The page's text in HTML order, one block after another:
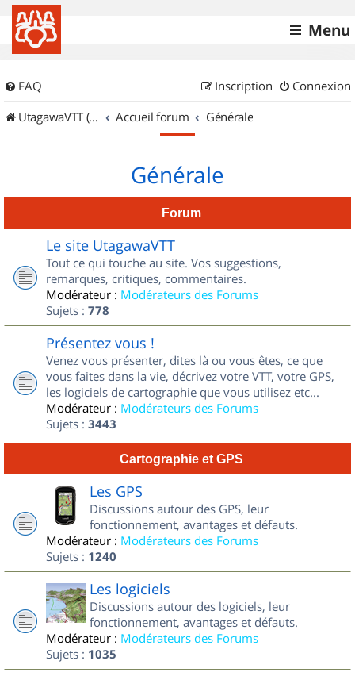
Menu
FAQ Connexion
Inscription
UtagawaVTT (Randos VTT et VTTAE avec traces GPS)
Accueil forum Générale
Générale
Forum
Le site UtagawaVTT
Tout ce qui touche au site. Vos suggestions,
remarques, critiques, commentaires.
Modérateur : Modérateurs des Forums
Sujets : 778
Présentez vous !
Venez vous présenter, dites là ou vous êtes, ce que
vous faites dans la vie, décrivez votre VTT, votre GPS,
les logiciels de cartographie que vous utilisez etc...
Modérateur : Modérateurs des Forums
Sujets : 3443
Cartographie et GPS
Les GPS
Discussions autour des GPS, leur
fonctionnement, avantages et défauts.
Modérateur : Modérateurs des Forums
Sujets : 1240
Les logiciels
Discussions autour des logiciels, leur
fonctionnement, avantages et défauts.
Modérateur : Modérateurs des Forums
Sujets : 1035